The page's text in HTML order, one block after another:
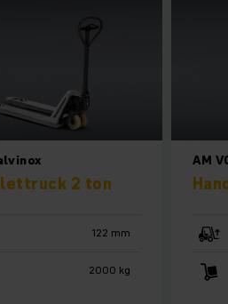
2 ton
122 mm
2000 kg
AM